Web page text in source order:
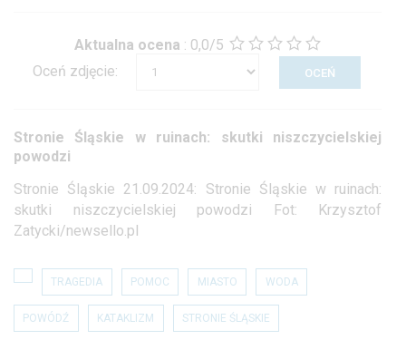
Aktualna ocena : 0,0/5
Oceń zdjęcie:
Stronie Śląskie w ruinach: skutki niszczycielskiej
powodzi
Stronie Śląskie 21.09.2024: Stronie Śląskie w ruinach:
skutki niszczycielskiej powodzi Fot: Krzysztof
Zatycki/newsello.pl
TRAGEDIA POMOC MIASTO WODA
POWÓDŹ KATAKLIZM STRONIE ŚLĄSKIE